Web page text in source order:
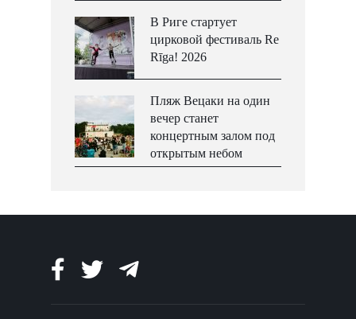
В Риге стартует
цирковой фестиваль Re
Rīga! 2026
Пляж Вецаки на один
вечер станет
концертным залом под
открытым небом